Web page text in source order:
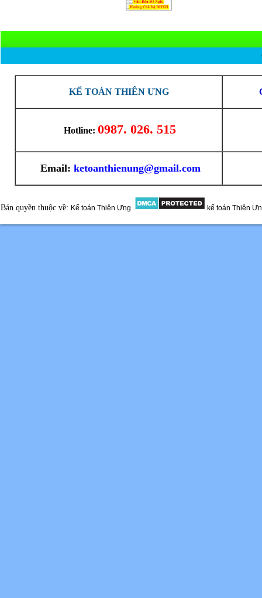
KẾ TOÁN THIÊN ƯNG
Hotline: 0987. 026. 515
Email: ketoanthienung@gmail.com
Bản quyền thuộc về: Kế toán Thiên Ưng kế toán Thiên